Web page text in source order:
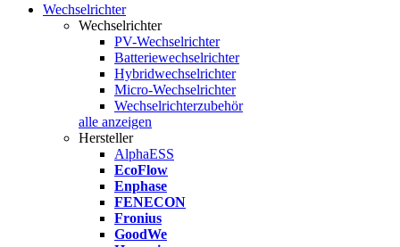
Wechselrichter
Wechselrichter
PV-Wechselrichter
Batteriewechselrichter
Hybridwechselrichter
Micro-Wechselrichter
Wechselrichterzubehör
alle anzeigen
Hersteller
AlphaESS
EcoFlow
Enphase
FENECON
Fronius
GoodWe